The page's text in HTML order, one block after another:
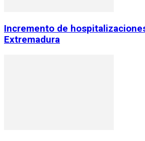
Incremento de
Extremadura